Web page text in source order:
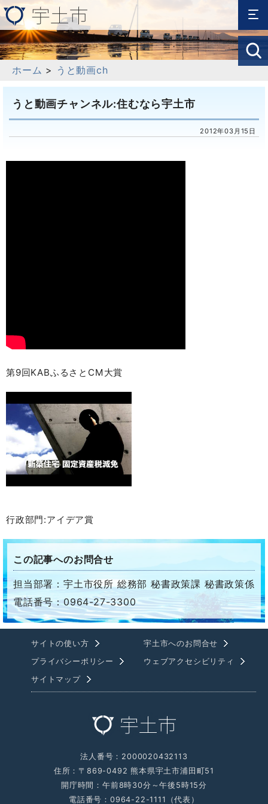
ホーム > うと動画ch
うと動画チャンネル:住むなら宇土市
2012年03月15日
第9回KABふるさとCM大賞
行政部門:アイデア賞
この記事へのお問合せ
担当部署：宇土市役所 総務部 秘書政策課 秘書政策係
電話番号：0964-27-3300
サイトの使い方
宇土市へのお問合せ
プライバシーポリシー
ウェブアクセシビリティ
サイトマップ
法人番号：2000020432113
住所：〒869-0492 熊本県宇土市浦田町51
開庁時間：午前8時30分～午後5時15分
電話番号：0964-22-1111（代表）